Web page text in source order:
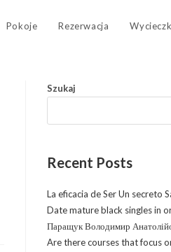
Pokoje Rezerwacja
Szukaj
Recent Posts
La eficacia de Ser Un secreto
Date mature black singles in
Паращук Володимир
Are there courses that focus